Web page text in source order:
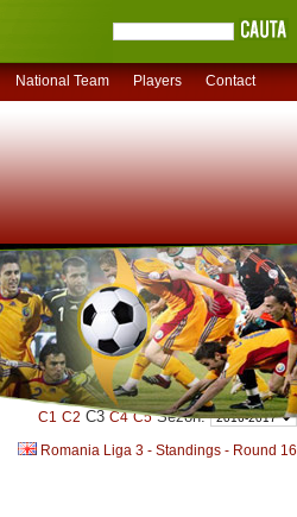
National Team Players Contact
C1 C2 C3C4 C5Sezon:
Romania Liga 3 - Standings - Round 16